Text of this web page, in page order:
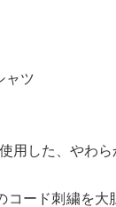
ャツ
用した、やわ
コード刺繍を大